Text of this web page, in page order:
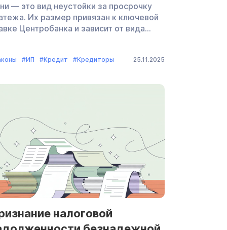
— это вид неустойки за просрочку
Их размер привязан к ключевой
Центробанка и зависит от вида
по-разному. В статье
начисляют. Что такое пени и когда
задержки платежа или другого
[…]
#ИП #Кредит #Кредиторы 25.11.2025
налоговой